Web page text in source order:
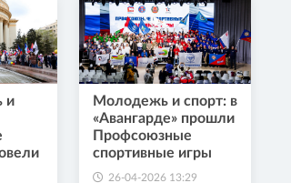
и
Молодежь и спорт: в
«Авангарде» прошли
Профсоюзные
спортивные игры
26-04-2026 13:29